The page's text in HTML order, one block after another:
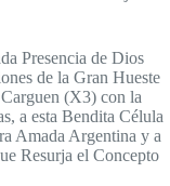
Presencia de Dios
de la Gran Hueste
(X3) con la
a esta Bendita Célula
Amada Argentina y a
Resurja el Concepto